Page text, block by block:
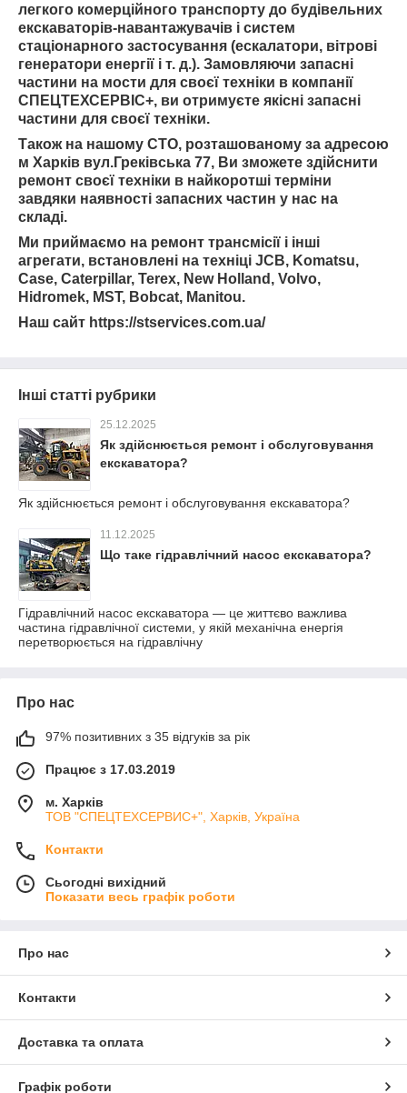
легкого комерційного транспорту до будівельних
екскаваторів-навантажувачів і систем
стаціонарного застосування (ескалатори, вітрові
генератори енергії і т. д.). Замовляючи запасні
частини на мости для своєї техніки в компанії
СПЕЦТЕХСЕРВІС+, ви отримуєте якісні запасні
частини для своєї техніки.
Також на нашому СТО, розташованому за адресою
м Харків вул.Греківська 77, Ви зможете здійснити
ремонт своєї техніки в найкоротші терміни
завдяки наявності запасних частин у нас на
складі.
Ми приймаємо на ремонт трансмісії і інші
агрегати, встановлені на техніці JCB, Komatsu,
Case, Caterpillar, Terex, New Holland, Volvo,
Hidromek, MST, Bobcat, Manitou.
Наш сайт https://stservices.com.ua/
Інші статті рубрики
25.12.2025
Як здійснюється ремонт і обслуговування
екскаватора?
Як здійснюється ремонт і обслуговування екскаватора?
11.12.2025
Що таке гідравлічний насос екскаватора?
Гідравлічний насос екскаватора — це життєво важлива
частина гідравлічної системи, у якій механічна енергія
перетворюється на гідравлічну
Про нас
97% позитивних з 35 відгуків за рік
Працює з 17.03.2019
м. Харків
ТОВ "СПЕЦТЕХСЕРВИС+", Харків, Україна
Контакти
Сьогодні вихідний
Показати весь графік роботи
Про нас
Контакти
Доставка та оплата
Графік роботи